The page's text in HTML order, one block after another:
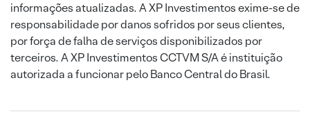
informações atualizadas. A XP Investimentos exime-se de
responsabilidade por danos sofridos por seus clientes,
por força de falha de serviços disponibilizados por
terceiros. A XP Investimentos CCTVM S/A é instituição
autorizada a funcionar pelo Banco Central do Brasil.